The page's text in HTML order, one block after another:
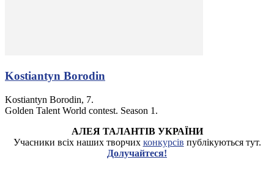
Kostiantyn Borodin
Kostiantyn Borodin, 7.
Golden Talent World contest. Season 1.
АЛЕЯ ТАЛАНТІВ УКРАЇНИ
Учасники всіх наших творчих конкурсів публікуються тут.
Долучайтеся!